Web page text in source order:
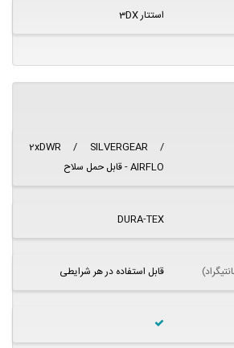
استتار 3DX
2xDWR / SILVERGEAR /
AIRFLO - قابل حمل سلاح
DURA-TEX
قابل استفاده در هر شرایطی